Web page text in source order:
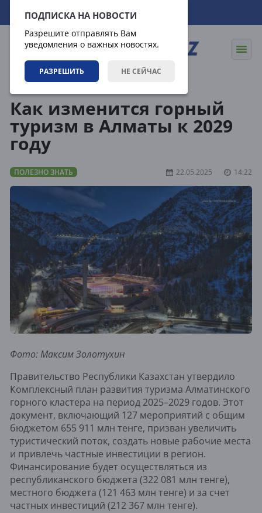
ПОДПИСКА НА НОВОСТИ
Разрешите отправлять Вам
уведомления о важных новостях.
РАЗРЕШИТЬ НЕ СЕЙЧАС
08.08.2026 21:04:53
Как изменится горный
туризм в Алматы к 2029
году
ПОЛЕЗНО ЗНАТЬ 22.05.2025 14:22
Фото: Максим Золотухин
Правительство Республики Казахстан утвердило
Комплексный план развития туризма Алматинского
горного кластера на период 2025–2029 годов. Этот
документ, включающий 127 мероприятий с общим
бюджетом 655 911 млн тенге, призван увеличить
туристический поток, создать новые рабочие места
и привлечь частные инвестиции в регион.
Финансирование будет осуществляться из
республиканского бюджета (322 081 млн тенге),
местного бюджета (121 463 млн тенге) и за счет
частных инвестиций (212 367 млн тенге).